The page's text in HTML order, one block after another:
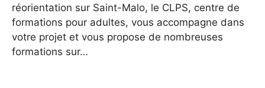
réorientation sur Saint-Malo, le CLPS, centre de
formations pour adultes, vous accompagne dans
votre projet et vous propose de nombreuses
formations sur…